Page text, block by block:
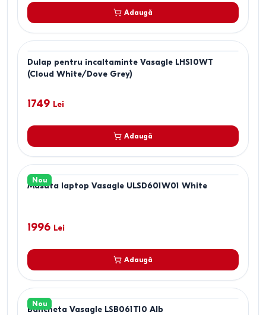
Adaugă
Dulap pentru incaltaminte Vasagle LHS10WT
(Cloud White/Dove Grey)
1749 Lei
Adaugă
Nou
Masuta laptop Vasagle ULSD601W01 White
1996 Lei
Adaugă
Nou
Bancheta Vasagle LSB061T10 Alb